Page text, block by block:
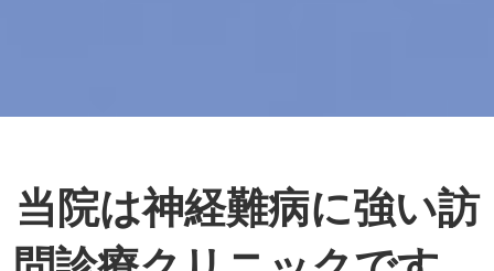
当院は神経難病に強い訪